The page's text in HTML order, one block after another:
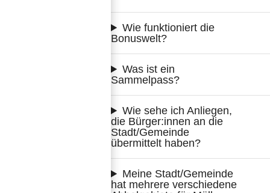
Wie funktioniert die
Bonuswelt?
Was ist ein
Sammelpass?
Wie sehe ich Anliegen,
die Bürger:innen an die
Stadt/Gemeinde
übermittelt haben?
Meine Stadt/Gemeinde
hat mehrere verschiedene